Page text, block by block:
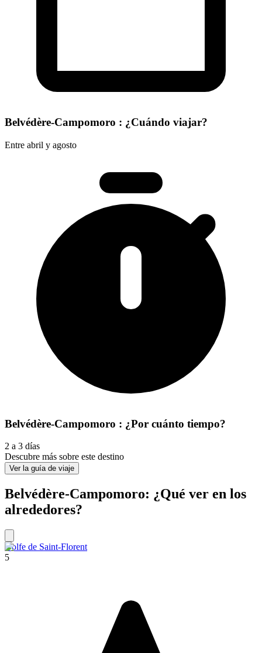
Belvédère-Campomoro : ¿Cuándo viajar?
Entre abril y agosto
Belvédère-Campomoro : ¿Por cuánto tiempo?
2 a 3 días
Descubre más sobre este destino
Ver la guía de viaje
Belvédère-Campomoro: ¿Qué ver en los
alrededores?
Golfe de Saint-Florent
5